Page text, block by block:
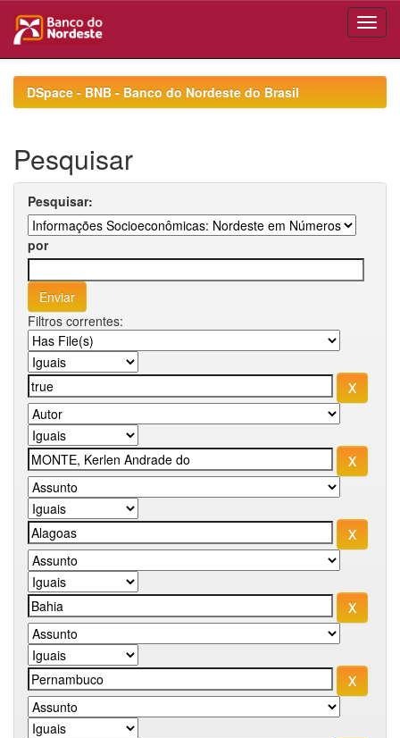
navigationDSpace - BNB - Banco do Nordeste do Brasil
Pesquisar
Pesquisar:
por
Filtros correntes: